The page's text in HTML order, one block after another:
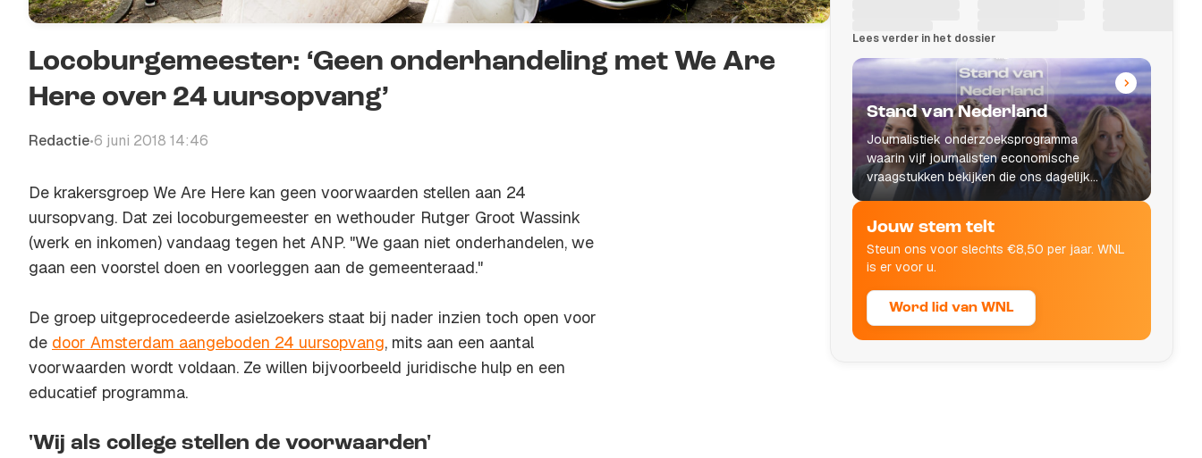
Locoburgemeester: ‘Geen onderhandeling met We Are
Here over 24 uursopvang’
Redactie•6 juni 2018 14:46
De krakersgroep We Are Here kan geen voorwaarden stellen aan 24
uursopvang. Dat zei locoburgemeester en wethouder Rutger Groot Wassink
(werk en inkomen) vandaag tegen het ANP. "We gaan niet onderhandelen, we
gaan een voorstel doen en voorleggen aan de gemeenteraad."
De groep uitgeprocedeerde asielzoekers staat bij nader inzien toch open voor
de door Amsterdam aangeboden 24 uursopvang, mits aan een aantal
voorwaarden wordt voldaan. Ze willen bijvoorbeeld juridische hulp en een
educatief programma.
'Wij als college stellen de voorwaarden'
Lees verder in het dossier
Stand van Nederland
Journalistiek onderzoeksprogramma
waarin vijf journalisten economische
vraagstukken bekijken die ons dagelijks
leven raken.
Jouw stem telt
Steun ons voor slechts €8,50 per jaar. WNL
is er voor u.
Word lid van WNL